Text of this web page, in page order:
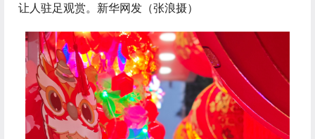
让人驻足观赏。新华网发（张浪摄）